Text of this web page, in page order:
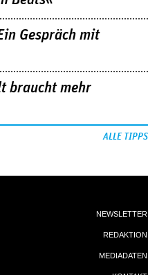
Gespräch mit
braucht mehr
ALLE TIPPS
NEWSLETTER
REDAKTION
MEDIADATEN